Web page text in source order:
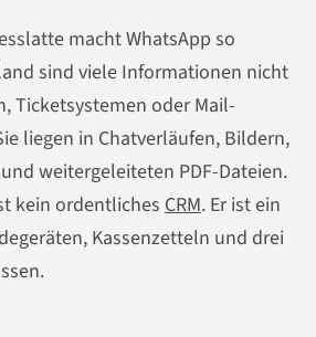
macht WhatsApp so
sind viele Informationen nicht
Ticketsystemen oder Mail-
liegen in Chatverläufen, Bildern,
weitergeleiteten PDF-Dateien.
kein ordentliches CRM. Er ist ein
Kassenzetteln und drei